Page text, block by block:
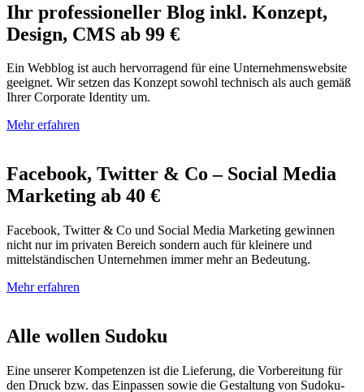
Ihr professioneller Blog inkl. Konzept,
Design, CMS ab 99 €
Ein Webblog ist auch hervorragend für eine Unternehmenswebsite
geeignet. Wir setzen das Konzept sowohl technisch als auch gemäß
Ihrer Corporate Identity um.
Mehr erfahren
Facebook, Twitter & Co – Social Media
Marketing ab 40 €
Facebook, Twitter & Co und Social Media Marketing gewinnen
nicht nur im privaten Bereich sondern auch für kleinere und
mittelständischen Unternehmen immer mehr an Bedeutung.
Mehr erfahren
Alle wollen Sudoku
Eine unserer Kompetenzen ist die Lieferung, die Vorbereitung für
den Druck bzw. das Einpassen sowie die Gestaltung von Sudoku-